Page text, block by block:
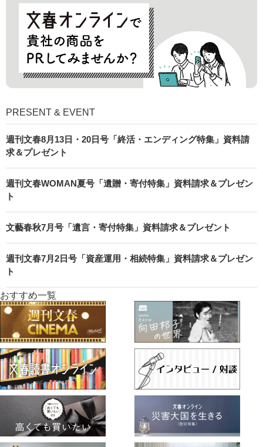
PRESENT & EVENT
週刊文春8月13日・20日号「終活・エンディング特集」資料請
求＆プレゼント
週刊文春WOMAN夏号「遺贈・寄付特集」資料請求＆プレゼン
ト
文藝春秋7月号「遺言・寄付特集」資料請求＆プレゼント
週刊文春7月2日号「資産運用・相続特集」資料請求＆プレゼン
ト
おすすめ一覧